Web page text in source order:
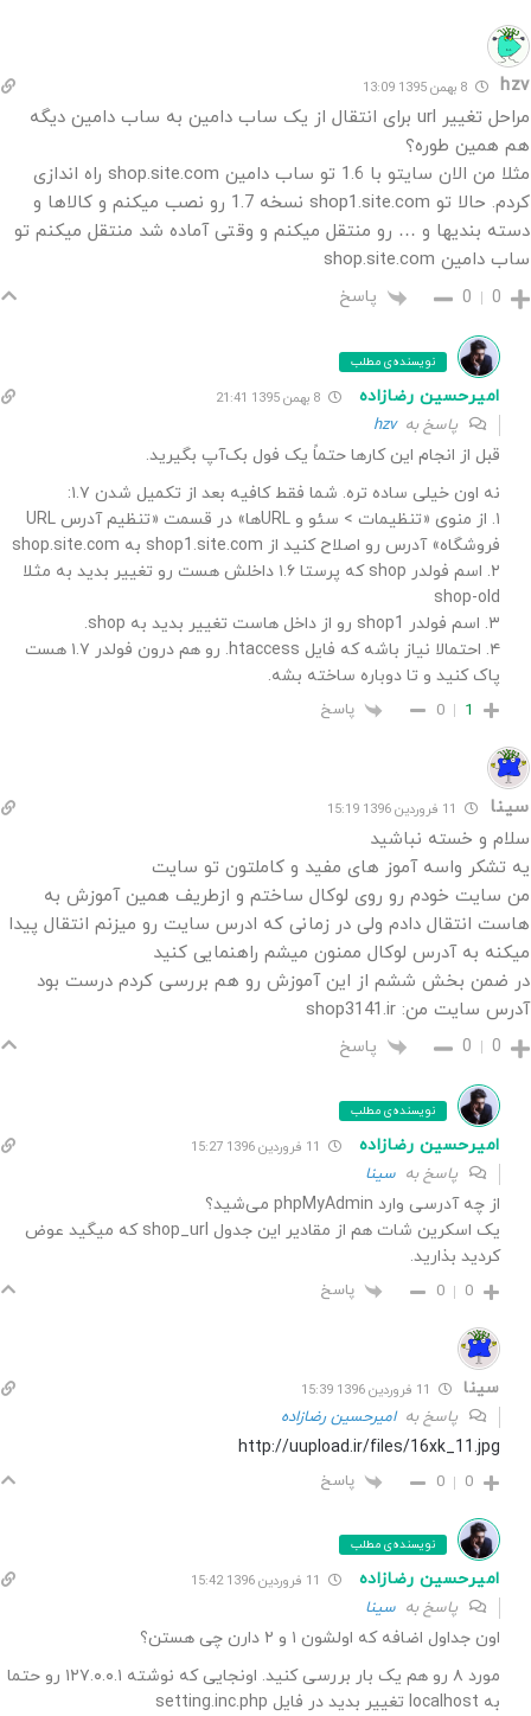
hzv 8 بهمن 1395 13:09
مراحل تغییر url برای انتقال از یک ساب دامین به ساب دامین دیگه
هم همین طوره؟
مثلا من الان سایتو با 1.6 تو ساب دامین shop.site.com راه اندازی
کردم. حالا تو shop1.site.com نسخه 1.7 رو نصب میکنم و کالاها و
دسته بندیها و … رو منتقل میکنم و وقتی آماده شد منتقل میکنم تو
ساب دامین shop.site.com
0
0 پاسخ
نویسنده‌ی مطلب
امیرحسین رضازاده 8 بهمن 1395 21:41
پاسخ بهhzv
قبل از انجام این کارها حتماً یک فول بک‌آپ بگیرید.
نه اون خیلی ساده تره. شما فقط کافیه بعد از تکمیل شدن ۱.۷:
۱. از منوی «تنظیمات > سئو و URLها» در قسمت «تنظیم آدرس URL
فروشگاه» آدرس رو اصلاح کنید از shop1.site.com به shop.site.com
۲. اسم فولدر shop که پرستا ۱.۶ داخلش هست رو تغییر بدید به مثلا
shop-old
۳. اسم فولدر shop1 رو از داخل هاست تغییر بدید به shop.
۴. احتمالا نیاز باشه که فایل htaccess. رو هم درون فولدر ۱.۷ هست
پاک کنید و تا دوباره ساخته بشه.
1
0 پاسخ
سینا
سلام و خسته نباشید
یه تشکر واسه آموز های مفید و کاملتون تو سایت
من سایت خودم رو روی لوکال ساختم و ازطریف همین آموزش به
هاست انتقال دادم ولی در زمانی که ادرس سایت رو میزنم انتقال پیدا
میکنه به آدرس لوکال ممنون میشم راهنمایی کنید
در ضمن بخش ششم از این آموزش رو هم بررسی کردم درست بود
آدرس سایت من: shop3141.ir
0
0 پاسخ
نویسنده‌ی مطلب
امیرحسین رضازاده
پاسخ به سینا
از چه آدرسی وارد phpMyAdmin می‌شید؟
یک اسکرین شات هم از مقادیر این جدول shop_url که میگید عوض
کردید بذارید.
0
0 پاسخ
سینا
پاسخ بهامیرحسین رضازاده
http://uupload.ir/files/16xk_11.jpg
0
0 پاسخ
نویسنده‌ی مطلب
امیرحسین رضازاده
پاسخ به سینا
اون جداول اضافه که اولشون ۱ و ۲ دارن چی هستن؟
مورد ۸ رو هم یک بار بررسی کنید. اونجایی که نوشته ۱۲۷.۰.۰.۱ رو حتما
به localhost تغییر بدید در فایل setting.inc.php